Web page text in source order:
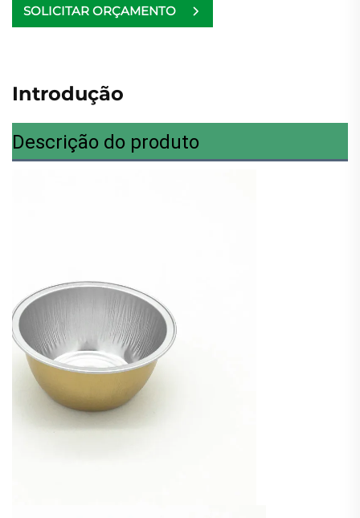
SOLICITAR ORÇAMENTO
Introdução
Descrição do produto